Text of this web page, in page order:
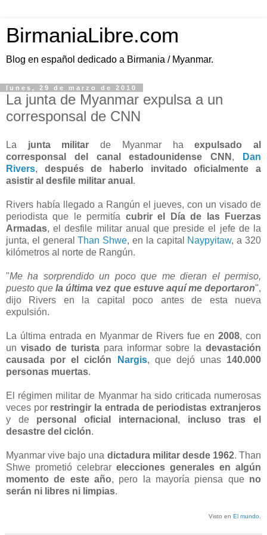
BirmaniaLibre.com
Blog en español dedicado a Birmania / Myanmar.
lunes, 29 de marzo de 2010
La junta de Myanmar expulsa a un
corresponsal de CNN
La junta militar de Myanmar haexpulsado al
corresponsal del canal estadounidense CNN ,
Dan
Rivers, después de haberlo invitado oficialmente a
asistir al desfile militar anual .
Rivers había llegado a Rangún el jueves, con un visado de
periodista que le permitía cubrir el Día de las Fuerzas
Armadas, el desfile militar anual que preside el jefe de la
junta, el generalThan Shwe, en la capital Naypyitaw, a 320
kilómetros al norte de Rangún.
"Me ha sorprendido un poco que me dieran el permiso,
puesto quela última vez que estuve aquí me deportaron",
dijo Rivers en la capital poco antes de esta nueva
expulsión.
La última entrada en Myanmar de Rivers fue en2008, con
un visado de turista para informar sobre la devastación
causada por el ciclón
Nargis, que dejó unas 140.000
personas muertas.
El régimen militar de Myanmar ha sido criticada numerosas
veces por restringir la entrada de periodistas extranjeros
y de personal oficial internacional , incluso tras el
desastre del ciclón.
Myanmar vive bajo una dictadura militar desde 1962. Than
Shwe prometió celebrar elecciones generales en algún
momento de este año, pero la mayoría piensa que no
serán ni libres ni limpias.
Visto en El mundo